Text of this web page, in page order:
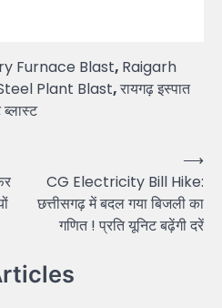
Furnace Blast, Raigarh
Plant Blast,रायगढ़ इस्पात
CG Electricity Bill Hike:
छत्तीसगढ़ में बदल गया बिजली का
गणित ! प्रति यूनिट बढ़ेंगी दरें
⟶